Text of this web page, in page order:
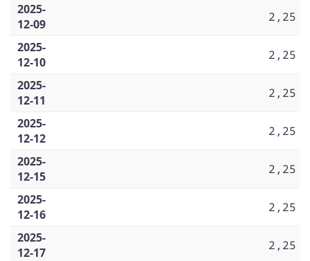
2025-
12-09
2,25
2025-
12-10
2,25
2025-
12-11
2,25
2025-
12-12
2,25
2025-
12-15
2,25
2025-
12-16
2,25
2025-
12-17
2,25